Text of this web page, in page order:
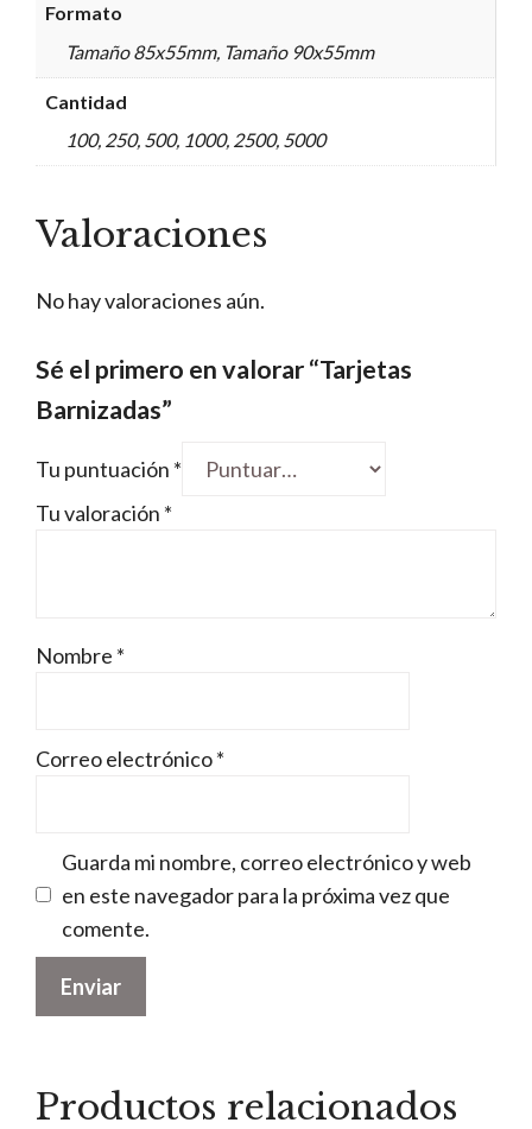
Formato
Tamaño 85x55mm, Tamaño 90x55mm
Cantidad
100, 250, 500, 1000, 2500, 5000
Valoraciones
No hay valoraciones aún.
Sé el primero en valorar “Tarjetas
Barnizadas”
Tu puntuación *
Tu valoración *
Nombre *
Correo electrónico*
Guarda mi nombre, correo electrónico y web
en este navegador para la próxima vez que
comente.
Productos relacionados